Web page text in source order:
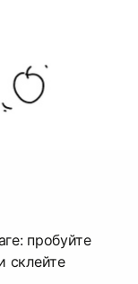
пробуйте
склейте